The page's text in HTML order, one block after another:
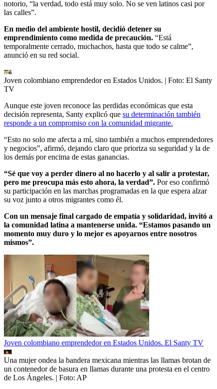
notorio, “la verdad, todo está muy solo. No se ven latinos casi por
las calles”.
En medio del ambiente hostil, decidió detener su
emprendimiento como medida de precaución. “Está
temporalmente cerrado, muchachos, hasta que todo se calme”,
anunció en su red social.
Joven colombiano emprendedor en Estados Unidos. | Foto: El Santy
TV
Aunque este joven reconoce las perdidas económicas que esta
decisión representa, Santy explicó que su determinación también
responde a un compromiso con la comunidad migrante.
“Esto no solo me afecta a mí, sino también a muchos emprendedores
y negocios”, afirmó, dejando claro que prioriza su seguridad y la de
los demás por encima de estas ganancias.
“Sé que voy a perder dinero al no hacerlo y al salir a protestar,
pero me preocupa más esto ahora, la verdad”. Por eso confirmó
su participación en las marchas programadas en la que espera alzar
su voz junto a otros migrantes como él.
Con un mensaje final cargado de empatía y solidaridad, invitó a
la comunidad latina a mantenerse unida. “Estamos pasando un
momento muy duro y lo mejor es apoyarnos entre nosotros
mismos”.
Joven colombiano emprendedor en Estados Unidos. El Santy TV
Una mujer ondea la bandera mexicana mientras las llamas brotan de
un contenedor de basura en llamas durante una protesta en el centro
de Los Ángeles. | Foto: AP